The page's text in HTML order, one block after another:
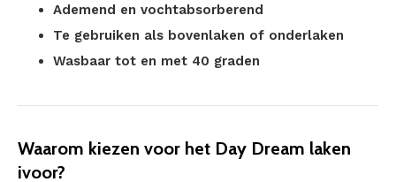
Ademend en vochtabsorberend
Te gebruiken als bovenlaken of onderlaken
Wasbaar tot en met 40 graden
Waarom kiezen voor het Day Dream laken
ivoor?